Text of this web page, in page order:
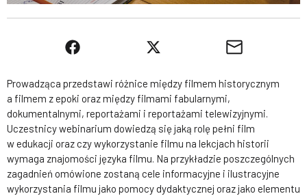
Prowadząca przedstawi różnice między filmem historycznym
a filmem z epoki oraz między filmami fabularnymi,
dokumentalnymi, reportażami i reportażami telewizyjnymi.
Uczestnicy webinarium dowiedzą się jaką rolę pełni film
w edukacji oraz czy wykorzystanie filmu na lekcjach historii
wymaga znajomości języka filmu. Na przykładzie poszczególnych
zagadnień omówione zostaną cele informacyjne i ilustracyjne
wykorzystania filmu jako pomocy dydaktycznej oraz jako elementu